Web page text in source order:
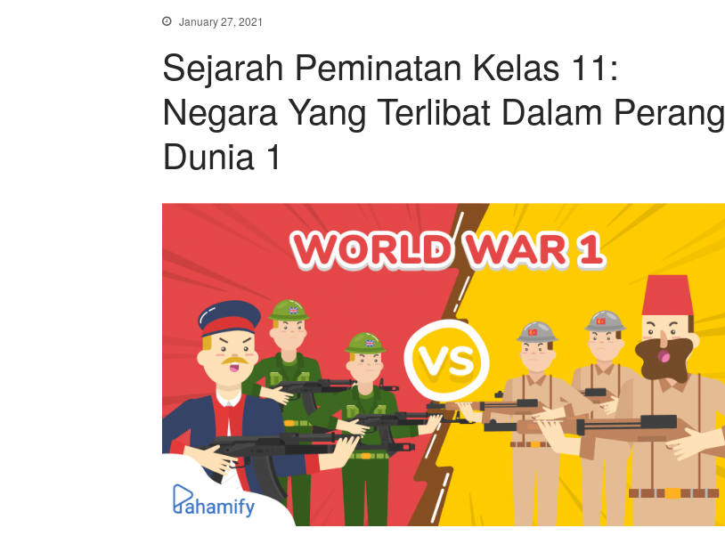
January 27, 2021
Sejarah Peminatan Kelas 11:
Negara Yang Terlibat Dalam Perang
Dunia 1